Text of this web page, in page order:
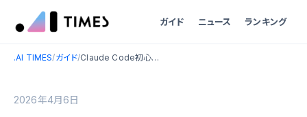
ガイド ニュース ランキング
.AI TIMES/ガイド/ Claude Code初心者ガイド【2026年最新】：インストールから最初のコーディングまで完全解説
2026年4月6日